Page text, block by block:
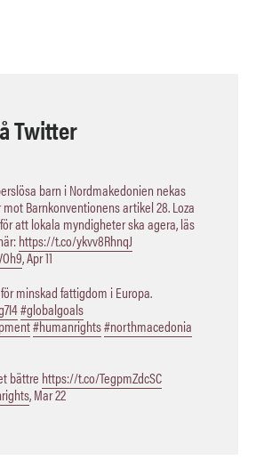
Twitter
barn i Nordmakedonien nekas
Barnkonventionens artikel 28. Loza
att lokala myndigheter ska agera, läs
https://t.co/ykvv8RhnqJ
,Apr 11
minskad fattigdom i Europa.
#globalgoals
#humanrights#northmacedonia
bättre https://t.co/TegpmZdcSC
,Mar 22